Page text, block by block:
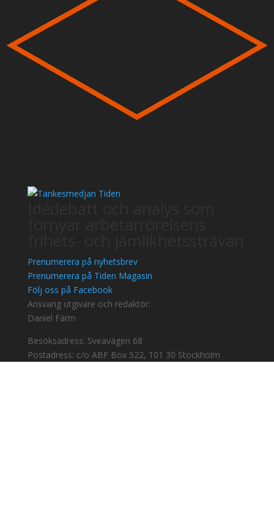
Prenumerera på nyhetsbrev
Prenumerera på Tiden Magasin
Följ oss på Facebook
Ansvarig utgivare och redaktör:
Daniel Färm
Besöksadress: Sveavägen 68
Postadress: c/o ABF Box 522, 101 30 Stockholm